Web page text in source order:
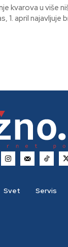
više niških ulica Javno
1. april najavljuje
Svet Servis